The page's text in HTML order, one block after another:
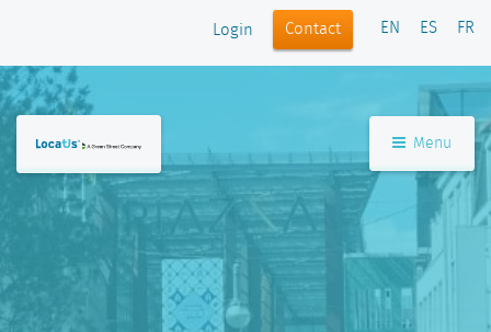
Login Contact EN ES FR
Menu